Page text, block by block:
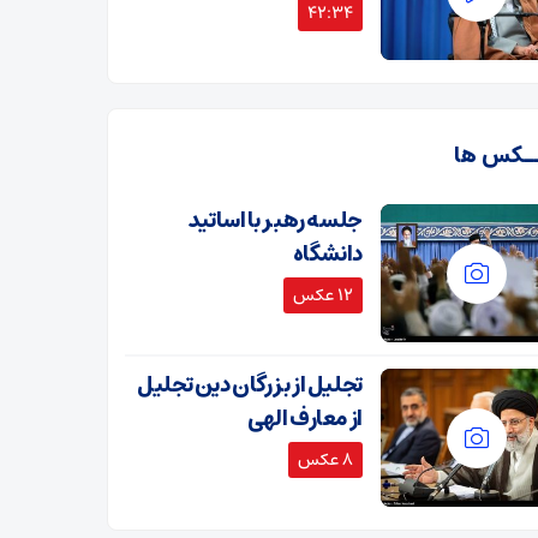
42:34
ها
جلسه رهبر با اساتید
دانشگاه
12 عکس
تجلیل از بزرگان دین تجلیل
از معارف الهی
8 عکس